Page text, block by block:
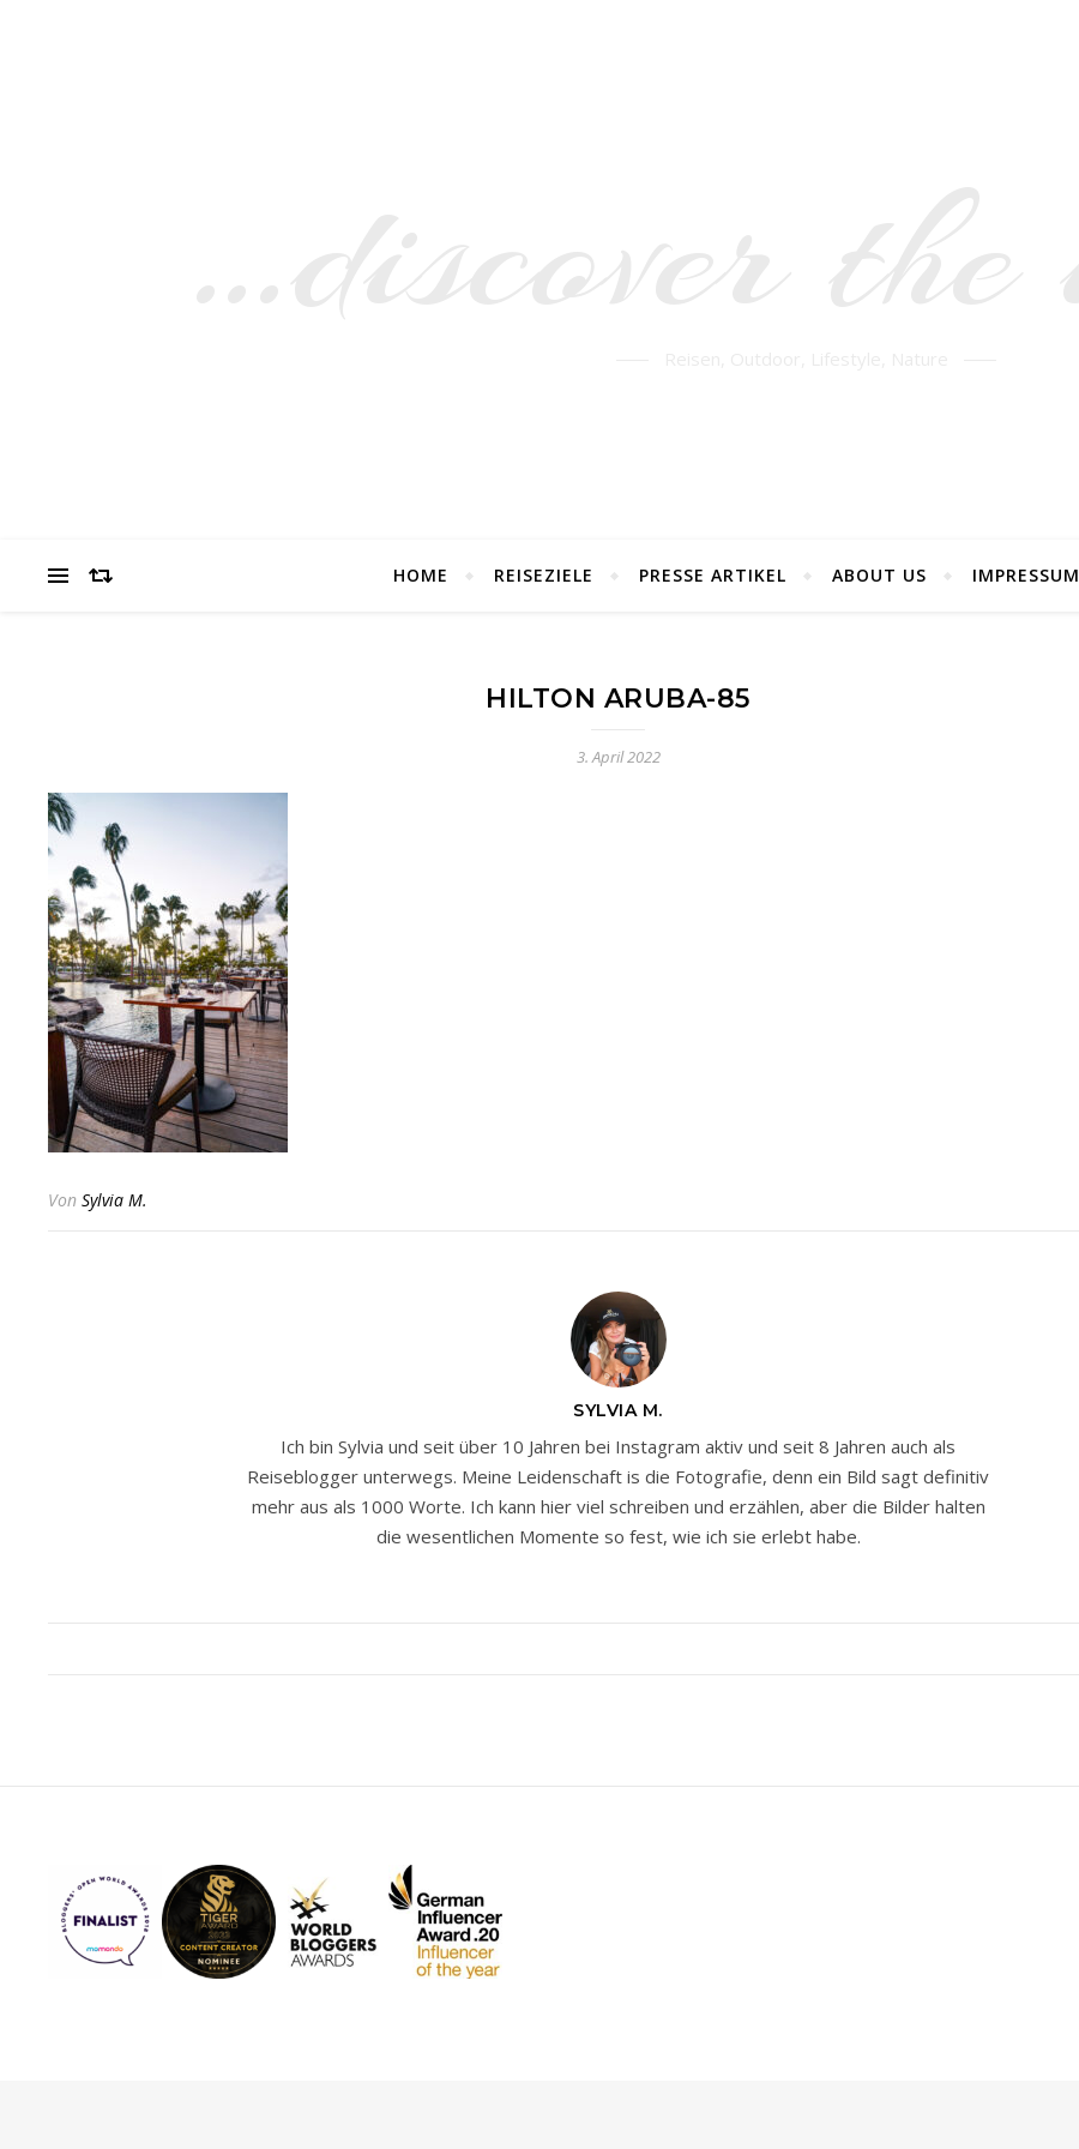
HOME REISEZIELE PRESSE ARTIKEL ABOUT US IMPRESSUM
HILTON ARUBA-85
3. April 2022
Von Sylvia M.
SYLVIA M.
Ich bin Sylvia und seit über 10 Jahren bei Instagram aktiv und seit 8 Jahren auch als
Reiseblogger unterwegs. Meine Leidenschaft is die Fotografie, denn ein Bild sagt definitiv
mehr aus als 1000 Worte. Ich kann hier viel schreiben und erzählen, aber die Bilder halten
die wesentlichen Momente so fest, wie ich sie erlebt habe.